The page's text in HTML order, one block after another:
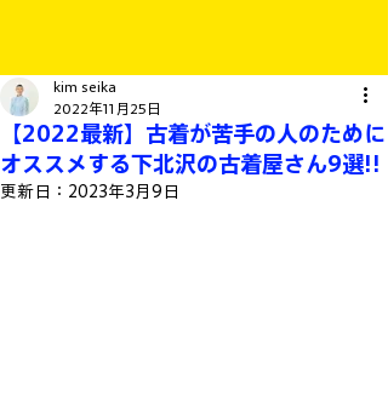
【2022最新】古着が苦手の人のために
オススメする下北沢の古着屋さん9選!!
kim seika
2022年11月25日
更新日： 2023年3月9日